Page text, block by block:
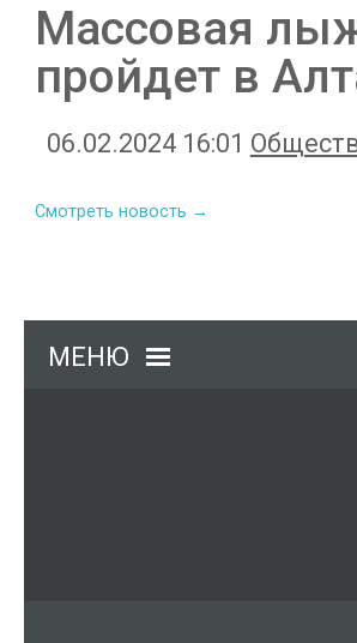
Массовая
пройдет в
06.02.2024 16:01
Смотреть новость →
МЕНЮ